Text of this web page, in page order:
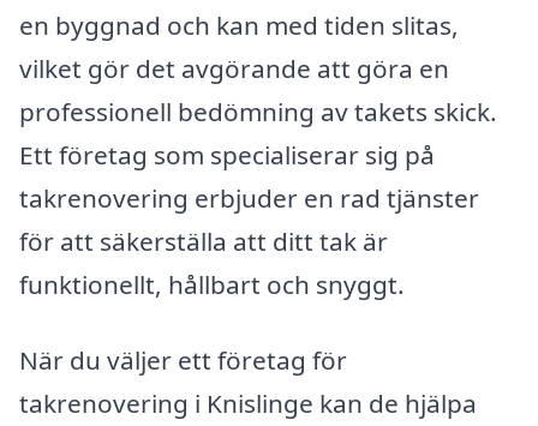
en byggnad och kan med tiden slitas,
vilket gör det avgörande att göra en
professionell bedömning av takets skick.
Ett företag som specialiserar sig på
takrenovering erbjuder en rad tjänster
för att säkerställa att ditt tak är
funktionellt, hållbart och snyggt.
När du väljer ett företag för
takrenovering i Knislinge kan de hjälpa